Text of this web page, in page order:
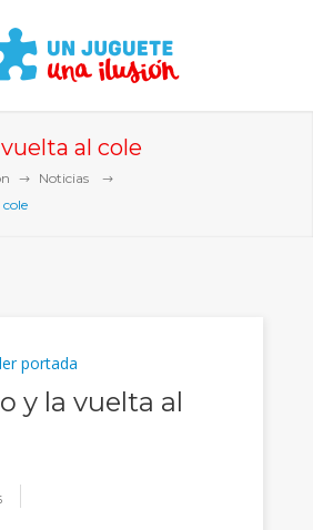
al cole
Noticias
portada
y la vuelta al